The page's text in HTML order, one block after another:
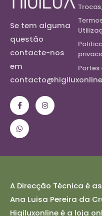
Se tem alguma
questão
contacte-nos
em
Portes
A Direcção Técnica é
Ana Luisa Pereira da
Higiluxonline é a loja